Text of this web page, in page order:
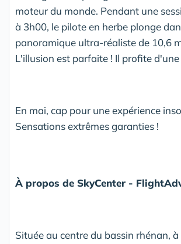
moteur du monde. Pendant une
à 3h00, le pilote en herbe plonge
panoramique ultra-réaliste de 10,6
L'illusion est parfaite ! Il profite d'une
En mai, cap pour une expérience
Sensations extrêmes garanties !
À propos de SkyCenter -
Située au centre du bassin rhénan,